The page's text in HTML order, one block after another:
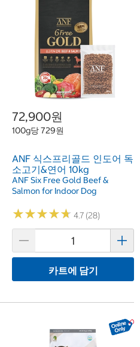
72,900원
100g당 729원
ANF 식스프리골드 인도어 독
소고기&연어 10kg
ANF Six Free Gold Beef &
Salmon for Indoor Dog
★★★★★
★★★★★ 4.7 (28)
카트에 담기